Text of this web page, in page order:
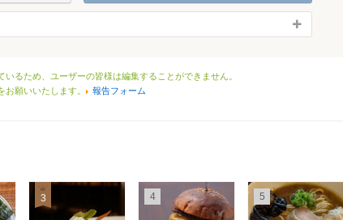
るため、ユーザーの皆様は編集することができません。
願いいたします。
報告フォーム
3 4 5